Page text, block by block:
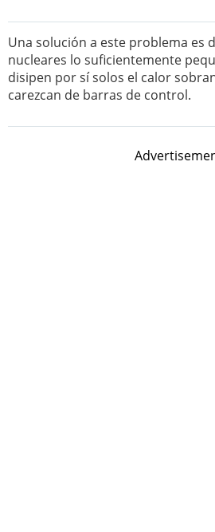
Una solución a este problema es
nucleares lo suficientemente
disipen por sí solos el calor
carezcan de barras de control.